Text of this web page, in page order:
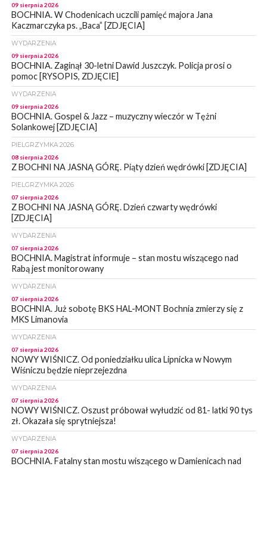
09 sierpnia 2026
BOCHNIA. W Chodenicach uczcili pamięć majora Jana
Kaczmarczyka ps. „Baca” [ZDJĘCIA]
WYDARZENIA
09 sierpnia 2026
BOCHNIA. Zaginął 30-letni Dawid Juszczyk. Policja prosi o
pomoc [RYSOPIS, ZDJĘCIE]
WYDARZENIA
09 sierpnia 2026
BOCHNIA. Gospel & Jazz – muzyczny wieczór w Tężni
Solankowej [ZDJĘCIA]
PIELGRZYMKA 2026
08 sierpnia 2026
Z BOCHNI NA JASNĄ GÓRĘ. Piąty dzień wędrówki [ZDJĘCIA]
PIELGRZYMKA 2026
07 sierpnia 2026
Z BOCHNI NA JASNĄ GÓRĘ. Dzień czwarty wędrówki
[ZDJĘCIA]
WYDARZENIA
07 sierpnia 2026
BOCHNIA. Magistrat informuje – stan mostu wiszącego nad
Rabą jest monitorowany
WYDARZENIA
07 sierpnia 2026
BOCHNIA. Już sobotę BKS HAL-MONT Bochnia zmierzy się z
MKS Limanovia
WYDARZENIA
07 sierpnia 2026
NOWY WIŚNICZ. Od poniedziałku ulica Lipnicka w Nowym
Wiśniczu będzie nieprzejezdna
WYDARZENIA
07 sierpnia 2026
NOWY WIŚNICZ. Oszust próbował wyłudzić od 81- latki 90 tys
zł. Okazała się sprytniejsza!
WYDARZENIA
07 sierpnia 2026
BOCHNIA. Fatalny stan mostu wiszącego w Damienicach nad